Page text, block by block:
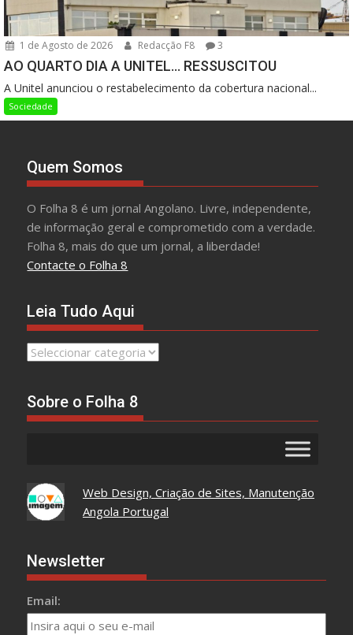
1 de Agosto de 2026 Redacção F8 3
AO QUARTO DIA A UNITEL… RESSUSCITOU
A Unitel anunciou o restabelecimento da cobertura nacional...
Sociedade
Quem Somos
O Folha 8 é um jornal Angolano. Livre, independente,
de informação geral e comprometido com a verdade.
Folha 8, mais do que um jornal, a liberdade!
Contacte o Folha 8
Leia Tudo Aqui
Leia
Sobre o Folha 8
Web Design, Criação de Sites, Manutenção
Angola Portugal
Newsletter
Email: